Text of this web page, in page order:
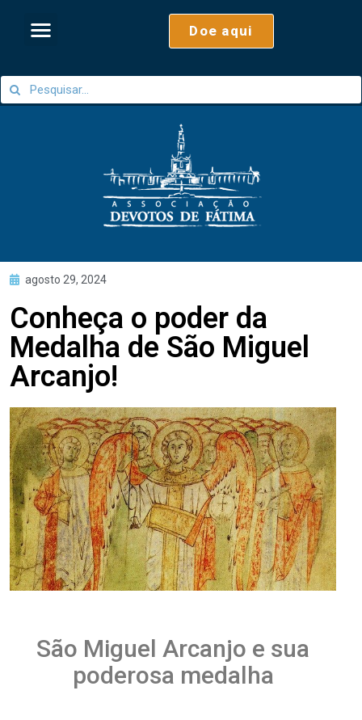
Doe aqui
agosto 29, 2024
Conheça o poder da
Medalha de São Miguel
Arcanjo!
São Miguel Arcanjo e sua
poderosa medalha